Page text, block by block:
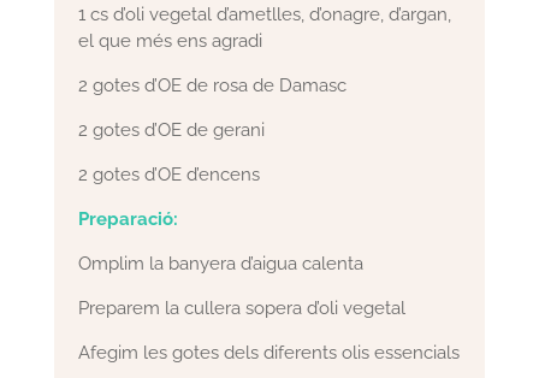
1 cs d’oli vegetal d’ametlles, d’onagre, d’argan,
el que més ens agradi
2 gotes d’OE de rosa de Damasc
2 gotes d’OE de gerani
2 gotes d’OE d’encens
Preparació:
Omplim la banyera d’aigua calenta
Preparem la cullera sopera d’oli vegetal
Afegim les gotes dels diferents olis essencials